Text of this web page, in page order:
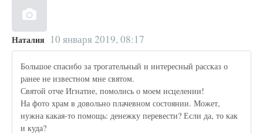
Наталия 10 января 2019, 08:17
Большое спасибо за трогательный и интересный рассказ о
ранее не известном мне святом.
Святой отче Игнатие, помолись о моем исцелении!
На фото храм в довольно плачевном состоянии. Может,
нужна какая-то помощь: денежку перевести? Если да, то как
и куда?